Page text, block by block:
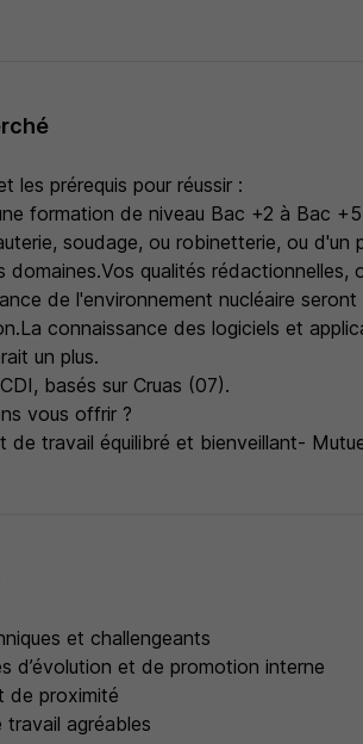
les prérequis pour réussir :
formation de niveau Bac +2 à Bac
soudage, ou robinetterie, ou d'un
qualités rédactionnelles,
de l'environnement nucléaire
connaissance des logiciels et
un plus.
basés sur Cruas (07).
vous offrir ?
de travail équilibré et bienveillant-
et challengeants
d’évolution et de promotion interne
de proximité
agréables